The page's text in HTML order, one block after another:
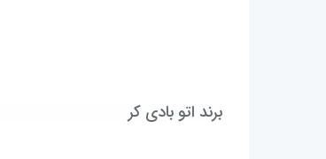
برند اتو بادی کر